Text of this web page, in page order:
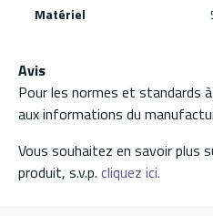
Matériel
Avis
Pour les normes et standards
aux informations du
Vous souhaitez en savoir plus
produit, s.v.p. cliquez ici.